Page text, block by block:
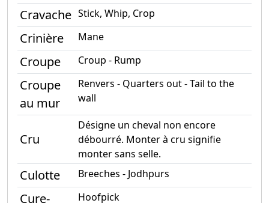
Cravache Stick, Whip, Crop
Crinière Mane
Croupe Croup - Rump
Croupe
au mur
Renvers - Quarters out - Tail to the
wall
Cru
Désigne un cheval non encore
débourré. Monter à cru signifie
monter sans selle.
Culotte Breeches - Jodhpurs
Cure- Hoofpick